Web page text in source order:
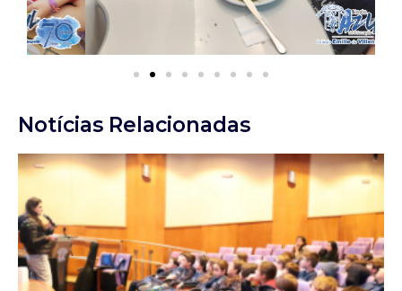
Notícias Relacionadas